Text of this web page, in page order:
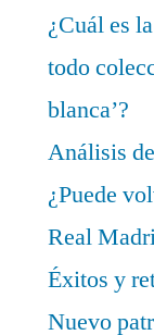
¿Cuál es
todo
blanca’?
Análisis
¿Puede
Real
Éxitos y
Nuevo